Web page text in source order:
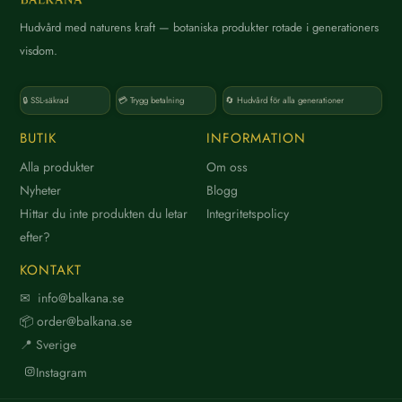
K
e
Hudvård med naturens kraft — botaniska produkter rotade i generationers
visdom.
🔒 SSL-säkrad 💳 Trygg betalning 🔄 Hudvård för alla generationer
BUTIK
Alla produkter
Nyheter
Hittar du inte produkten du letar
efter?
INFORMATION
Om oss
Blogg
Integritetspolicy
KONTAKT
✉ info@balkana.se
📦 order@balkana.se
📍 Sverige
Instagram